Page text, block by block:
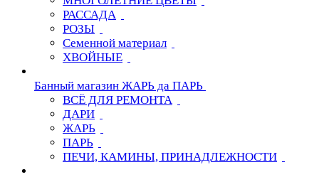
РАССАДА
РОЗЫ
Семенной материал
ХВОЙНЫЕ
Банный магазин ЖАРЬ да ПАРЬ
ВСЁ ДЛЯ РЕМОНТА
ДАРИ
ЖАРЬ
ПАРЬ
ПЕЧИ, КАМИНЫ, ПРИНАДЛЕЖНОСТИ